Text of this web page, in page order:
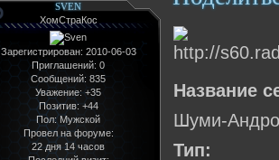
SVEN
ХомСтраКос
Зарегистрирован: 2010-06-03
Приглашений: 0
Сообщений: 835
Уважение: +35
Позитив: +44
Пол: Мужской
Провел на форуме:
22 дня 14 часов
Название
Шуми-
Тип: